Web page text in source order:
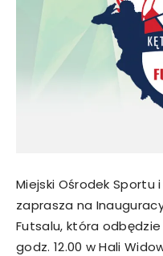
Miejski Ośrodek Sportu
zaprasza na
Futsalu, która
godz. 12.00 w Hali